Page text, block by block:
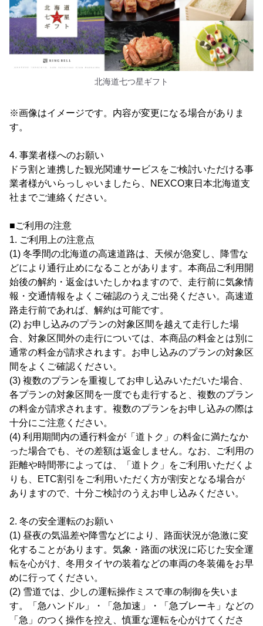
北海道七つ星ギフト
※画像はイメージです。内容が変更になる場合がありま
す。
4. 事業者様へのお願い
ドラ割と連携した観光関連サービスをご検討いただける事
業者様がいらっしゃいましたら、NEXCO東日本北海道支
社までご連絡ください。
■ご利用の注意
1. ご利用上の注意点
(1) 冬季間の北海道の高速道路は、天候が急変し、降雪な
どにより通行止めになることがあります。本商品ご利用開
始後の解約・返金はいたしかねますので、走行前に気象情
報・交通情報をよくご確認のうえご出発ください。高速道
路走行前であれば、解約は可能です。
(2) お申し込みのプランの対象区間を越えて走行した場
合、対象区間外の走行については、本商品の料金とは別に
通常の料金が請求されます。お申し込みのプランの対象区
間をよくご確認ください。
(3) 複数のプランを重複してお申し込みいただいた場合、
各プランの対象区間を一度でも走行すると、複数のプラン
の料金が請求されます。複数のプランをお申し込みの際は
十分にご注意ください。
(4) 利用期間内の通行料金が「道トク」の料金に満たなか
った場合でも、その差額は返金しません。なお、ご利用の
距離や時間帯によっては、「道トク」をご利用いただくよ
りも、ETC割引をご利用いただく方が割安となる場合が
ありますので、十分ご検討のうえお申し込みください。
2. 冬の安全運転のお願い
(1) 昼夜の気温差や降雪などにより、路面状況が急激に変
化することがあります。気象・路面の状況に応じた安全運
転を心がけ、冬用タイヤの装着などの車両の冬装備をお早
めに行ってください。
(2) 雪道では、少しの運転操作ミスで車の制御を失いま
す。「急ハンドル」・「急加速」・「急ブレーキ」などの
「急」のつく操作を控え、慎重な運転を心がけてくださ